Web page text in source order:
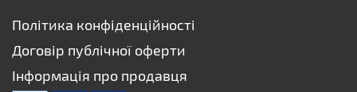
Політика конфіденційності
Договір публічної оферти
Інформація про продавця